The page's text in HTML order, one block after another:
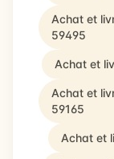
Achat et
59495
Achat et
Achat et
59165
Achat et